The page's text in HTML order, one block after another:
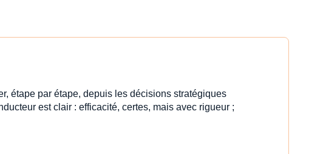
étape par étape, depuis les décisions stratégiques
est clair : efficacité, certes, mais avec rigueur ;